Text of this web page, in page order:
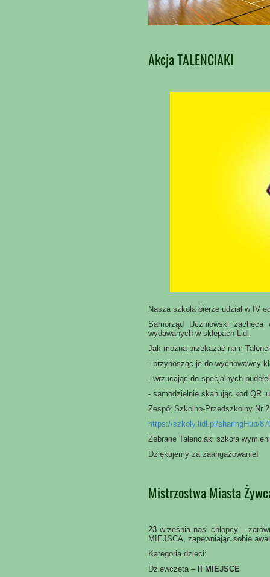
Akcja TALENCIAKI
Nasza szkoła bierze udział w IV
Samorząd Uczniowski
wydawanych w sklepach Lidl.
Jak można przekazać nam
- przynosząc je do wychowawcy
- wrzucając do specjalnych
- samodzielnie skanując kod QR
Zespół Szkolno-Przedszkolny Nr
https://szkoly.lidl.pl/sharingHub/
Zebrane Talenciaki szkoła
Dziękujemy za zaangażowanie!
Mistrzostwa Miasta
23 września nasi chłopcy –
MIEJSCA, zapewniając sobie
Kategoria dzieci:
Dziewczęta –II MIEJSCE